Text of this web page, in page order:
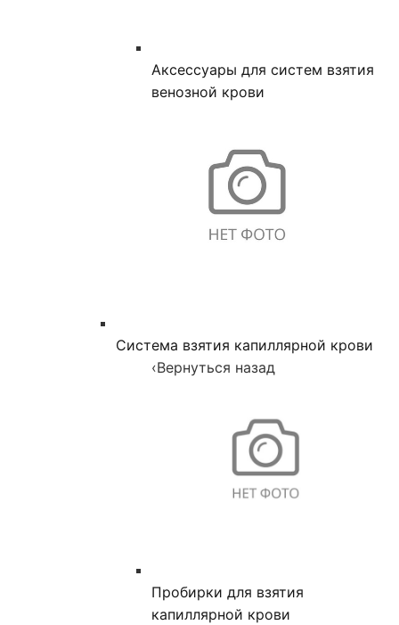
Аксессуары для систем взятия
венозной крови
Система взятия капиллярной крови
‹Вернуться назад
Пробирки для взятия
капиллярной крови